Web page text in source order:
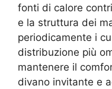
fonti di calore
e la struttura dei
periodicamente i
distribuzione più
mantenere il
divano invitante e